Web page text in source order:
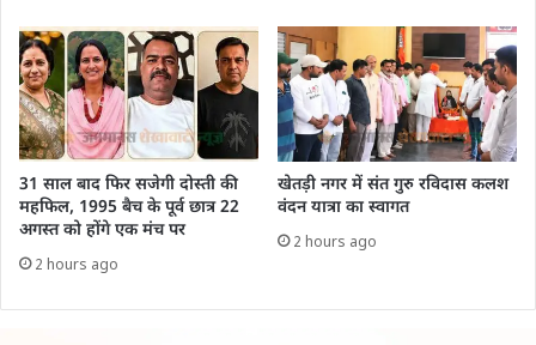
31 साल बाद फिर सजेगी दोस्ती की
महफिल, 1995 बैच के पूर्व छात्र 22
अगस्त को होंगे एक मंच पर
2 hours ago
खेतड़ी नगर में संत गुरु रविदास कलश
वंदन यात्रा का स्वागत
2 hours ago